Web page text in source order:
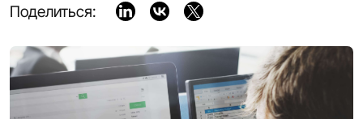
Поделиться: